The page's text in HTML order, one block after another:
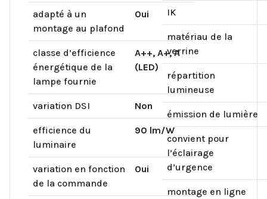
adapté à un
montage au plafond
Oui
classe d’efficience
énergétique de la
lampe fournie
A++, A+, A
(LED)
variation DSI Non
efficience du
luminaire
90 lm/W
variation en fonction
de la commande
Oui
IK
matériau de la
verrine
répartition
lumineuse
émission de lumière
convient pour
l’éclairage
d’urgence
montage en ligne